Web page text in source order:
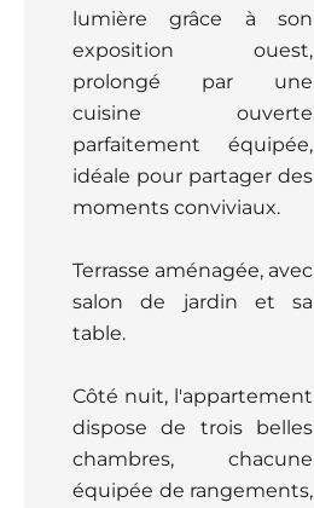
lumière grâce à son
exposition ouest,
prolongé par une
cuisine ouverte
parfaitement équipée,
idéale pour partager des
moments conviviaux.
Terrasse aménagée, avec
salon de jardin et sa
table.
Côté nuit, l'appartement
dispose de trois belles
chambres, chacune
équipée de rangements,